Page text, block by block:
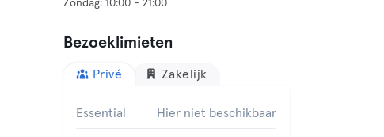
Bezoeklimieten
Privé Zakelijk
Essential Hier niet beschikbaar